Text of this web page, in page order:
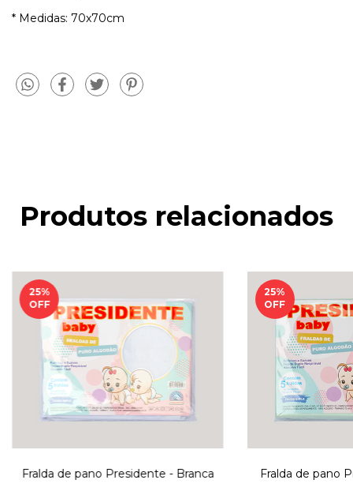
* Medidas: 70x70cm
Produtos relacionados
25%
OFF
Fralda de pano Presidente - Branca
25%
OFF
Fralda de pano